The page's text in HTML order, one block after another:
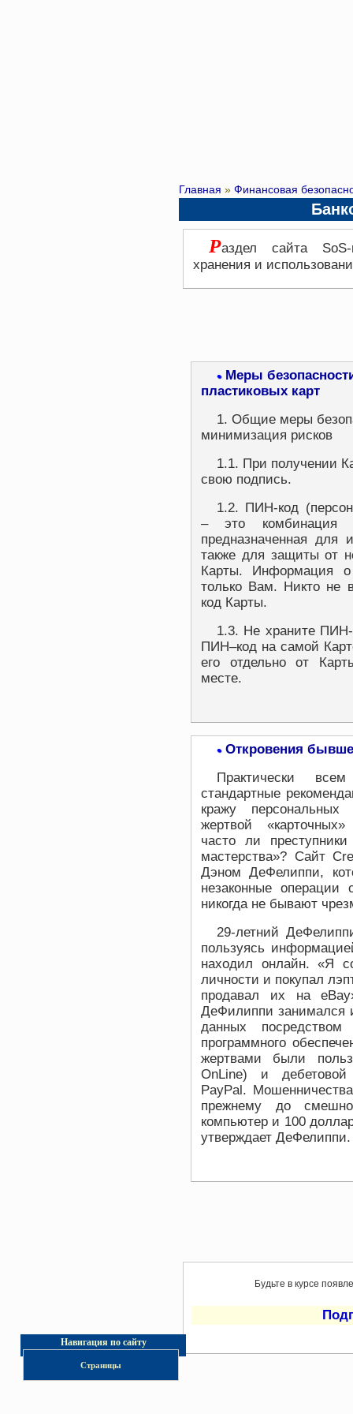
Главная » Финансовая
Раздел сайта SoS-
хранения и
• Меры
пластиковых карт
1. Общие меры
минимизация рисков
1.1. При получении
свою подпись.
1.2. ПИН-код
– это
предназначенная для
также для защиты от
Карты. Информация
только Вам. Никто не
код Карты.
1.3. Не храните
ПИН–код на самой
его отдельно от
месте.
• Откровения
Практически
стандартные
кражу
жертвой
часто ли
мастерства»? Сайт
Дэном ДеФелиппи,
незаконные операции
никогда не бывают
29-летний
пользуясь
находил онлайн. «Я
личности и покупал
продавал их на
ДеФилиппи занимался
данных посредством
программного
жертвами были
OnLine) и дебетовой
PayPal.
прежнему до
компьютер и 100
утверждает ДеФелиппи.
Будьте в курсе
Навигация по сайту
Страницы